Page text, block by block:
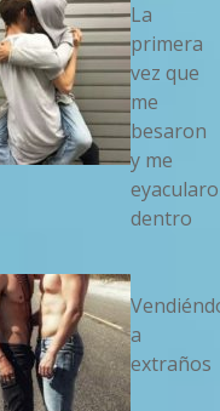
La
primera
vez que
me
besaron
y me
dentro
a
extraños